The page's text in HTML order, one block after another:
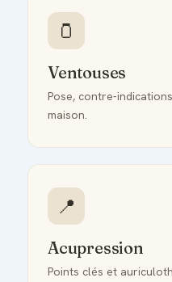
🫙
Ventouses
Pose, contre-
maison.
📍
Acupression
Points clés et